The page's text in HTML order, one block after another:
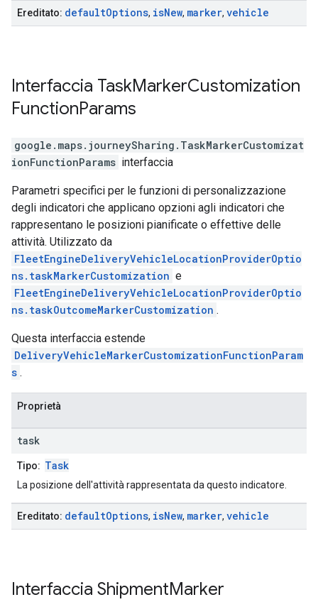
Ereditato: defaultOptions, isNew, marker, vehicle
Interfaccia TaskMarkerCustomization
FunctionParams
google.maps.journeySharing . TaskMarkerCustomizat
ionFunctionParams interfaccia
Parametri specifici per le funzioni di personalizzazione
degli indicatori che applicano opzioni agli indicatori che
rappresentano le posizioni pianificate o effettive delle
attività. Utilizzato da
FleetEngineDeliveryVehicleLocationProviderOptio
ns.taskMarkerCustomization e
FleetEngineDeliveryVehicleLocationProviderOptio
ns.taskOutcomeMarkerCustomization .
Questa interfaccia estende
DeliveryVehicleMarkerCustomizationFunctionParam
s .
Proprietà
task
Tipo: Task
La posizione dell'attività rappresentata da questo indicatore.
Ereditato: defaultOptions, isNew, marker, vehicle
Interfaccia ShipmentMarker